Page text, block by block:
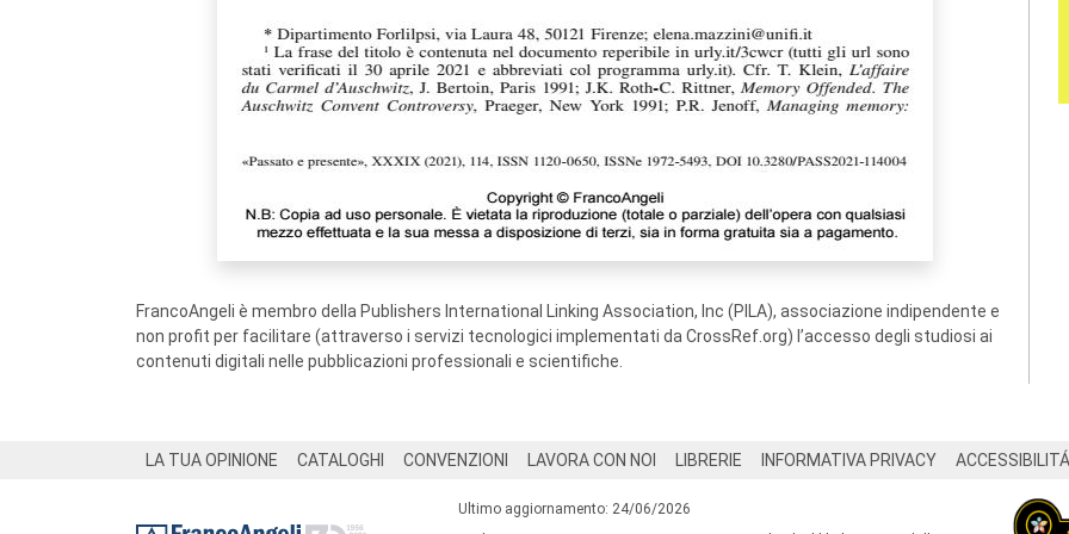
FrancoAngeli è membro della Publishers International Linking Association, Inc (PILA), associazione indipendente e
non profit per facilitare (attraverso i servizi tecnologici implementati da CrossRef.org) l’accesso degli studiosi ai
contenuti digitali nelle pubblicazioni professionali e scientifiche.
LA TUA OPINIONE CATALOGHI CONVENZIONI LAVORA CON NOI LIBRERIE INFORMATIVA PRIVACY ACCESSIBILITÁ
Ultimo aggiornamento: 24/06/2026